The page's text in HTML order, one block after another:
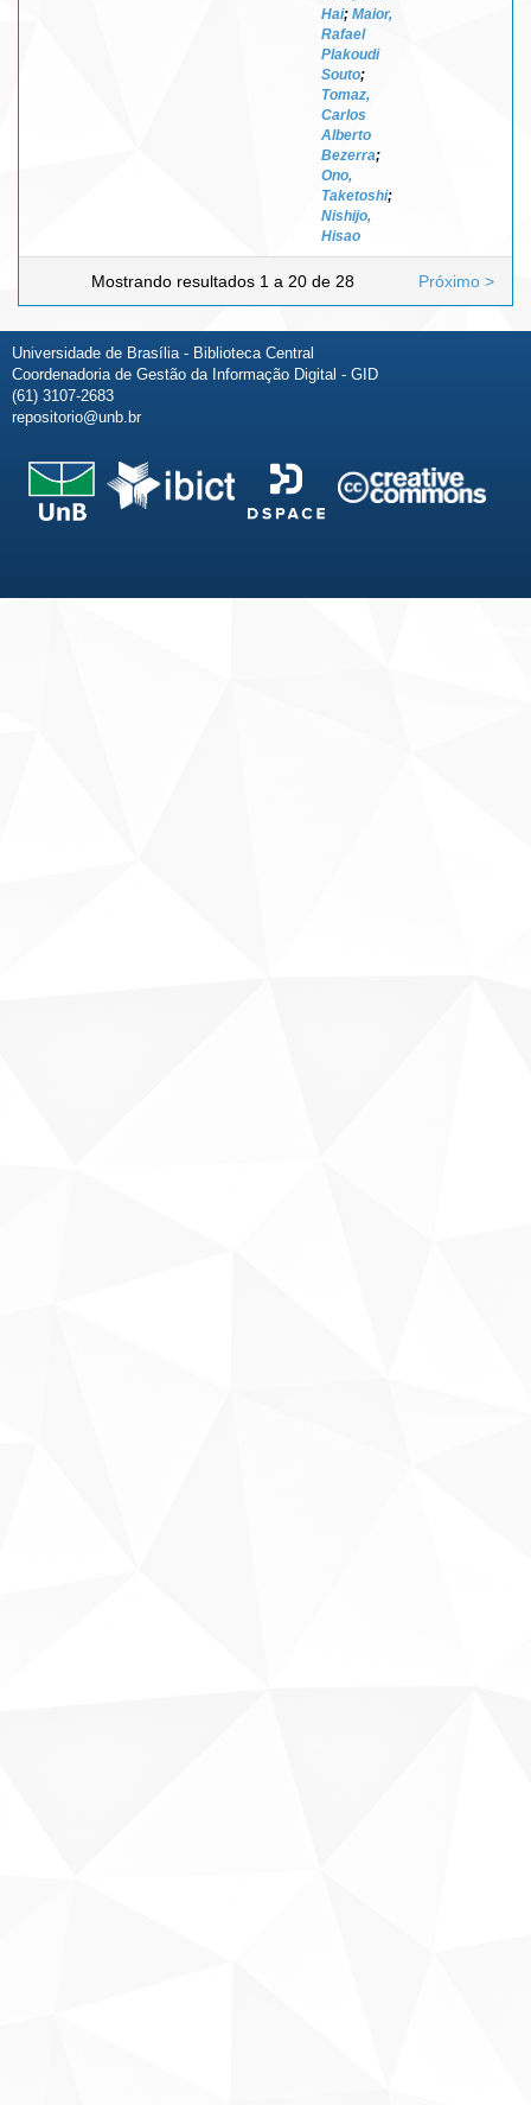
Hai; Maior,
Rafael
Plakoudi
Souto;
Tomaz,
Carlos
Alberto
Bezerra;
Ono,
Taketoshi;
Nishijo,
Hisao
Mostrando resultados 1 a 20 de 28 Próximo >
Universidade de Brasília - Biblioteca Central
Coordenadoria de Gestão da Informação Digital - GID
(61) 3107-2683
repositorio@unb.br